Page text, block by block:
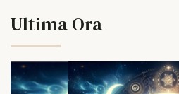
Ultima Ora